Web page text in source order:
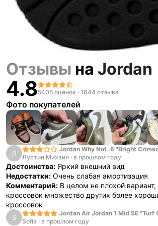
Отзывы на Jordan
4.85405 оценок · 1644 отзыва
Фото покупателей
Л
Jordan Why Not .6 "Bright
Лустин Михаил · в прошлом году
Достоинства: Яркий внешний вид
Недостатки: Очень слабая амортизация
Комментарий: В целом не плохой
кроссовок множество других более
кроссовок
S
Jordan Air Jordan 1 Mid SE "Turf
Sofia · в прошлом году